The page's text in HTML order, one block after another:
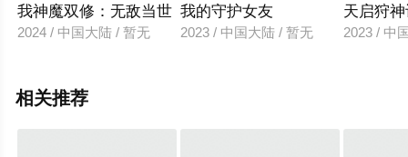
我神魔双修：无敌当世
2024 / 中国大陆 / 暂无
我的守护女友
2023 / 中国大陆 / 暂无
天启狩
2023 / 中
相关推荐